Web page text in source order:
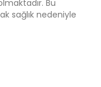
Bu
sağlık nedeniyle